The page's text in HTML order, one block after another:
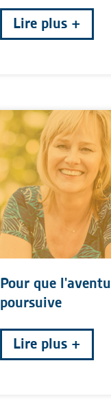
Lire plus
Pour que
poursuive
Lire plus